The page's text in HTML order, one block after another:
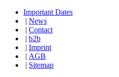
Important Dates
| News
| Contact
| b2b
| Imprint
| AGB
| Sitemap